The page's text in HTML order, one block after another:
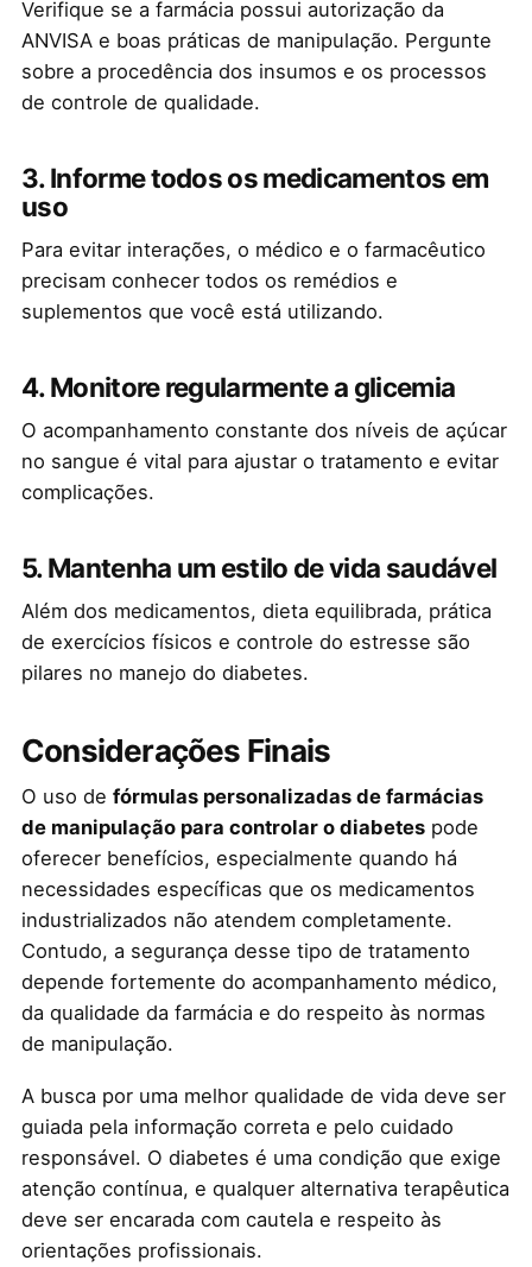
Verifique se a farmácia possui autorização da
ANVISA e boas práticas de manipulação. Pergunte
sobre a procedência dos insumos e os processos
de controle de qualidade.
3. Informe todos os medicamentos em
uso
Para evitar interações, o médico e o farmacêutico
precisam conhecer todos os remédios e
suplementos que você está utilizando.
4. Monitore regularmente a glicemia
O acompanhamento constante dos níveis de açúcar
no sangue é vital para ajustar o tratamento e evitar
complicações.
5. Mantenha um estilo de vida saudável
Além dos medicamentos, dieta equilibrada, prática
de exercícios físicos e controle do estresse são
pilares no manejo do diabetes.
Considerações Finais
O uso de fórmulas personalizadas de farmácias
de manipulação para controlar o diabetespode
oferecer benefícios, especialmente quando há
necessidades específicas que os medicamentos
industrializados não atendem completamente.
Contudo, a segurança desse tipo de tratamento
depende fortemente do acompanhamento médico,
da qualidade da farmácia e do respeito às normas
de manipulação.
A busca por uma melhor qualidade de vida deve ser
guiada pela informação correta e pelo cuidado
responsável. O diabetes é uma condição que exige
atenção contínua, e qualquer alternativa terapêutica
deve ser encarada com cautela e respeito às
orientações profissionais.